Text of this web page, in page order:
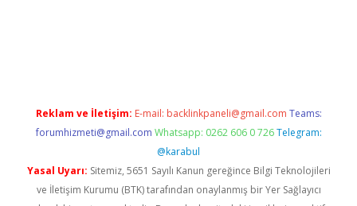
Reklam ve İletişim: E-mail: backlinkpaneli@gmail.com Teams:
forumhizmeti@gmail.com Whatsapp: 0262 606 0 726 Telegram:
@karabul
Yasal Uyarı: Sitemiz, 5651 Sayılı Kanun gereğince Bilgi Teknolojileri
ve İletişim Kurumu (BTK) tarafından onaylanmış bir Yer Sağlayıcı